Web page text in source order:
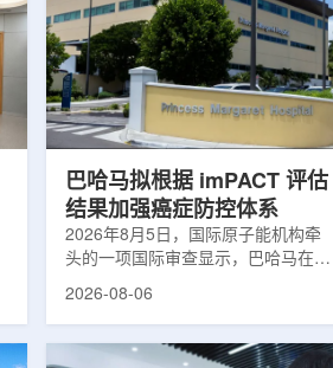
巴哈马拟根据 imPACT 评估
结果加强癌症防控体系
2026年8月5日，国际原子能机构牵
头的一项国际审查显示，巴哈马在加
强癌症治疗服务方面具备进一步提升
治疗效果提出了路线图。巴哈马拿骚
2026-08-06